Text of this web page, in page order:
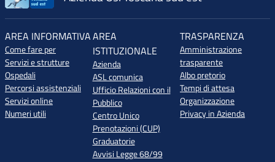
AREA INFORMATIVA
Come fare per
Servizi e strutture
Ospedali
Percorsi assistenziali
Servizi online
Numeri utili
AREA
ISTITUZIONALE
Azienda
ASL comunica
Ufficio Relazioni con il
Pubblico
Centro Unico
Prenotazioni (CUP)
Graduatorie
Avvisi Legge 68/99
TRASPARENZA
Amministrazione
trasparente
Albo pretorio
Tempi di attesa
Organizzazione
Privacy in Azienda